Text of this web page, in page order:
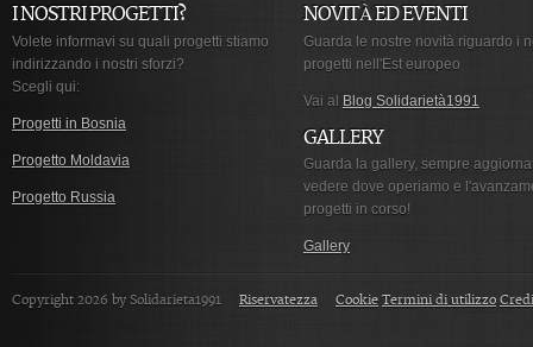
I NOSTRI PROGETTI?
Volete informavi su quali progetti stiamo
indirizzando i nostri sforzi?
Scegli qui:
Progetti in Bosnia
Progetto Moldavia
Progetto Russia
NOVITÀ ED EVENTI
Guarda le nostre novità riguardo i
progetti nell'Est europeo
Vai al Blog Solidarietà1991
GALLERY
Guarda la gallery, sempre
vedere dove operiamo e
progetti in corso!
Gallery
Copyright 2026 by Solidarieta1991 Riservatezza Cookie Termini di utilizzo